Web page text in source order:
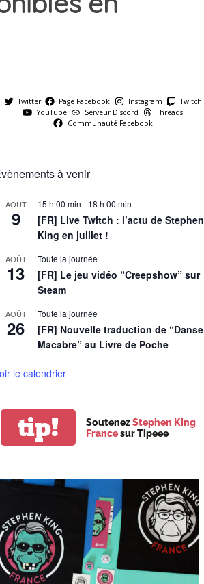
Twitter Page Facebook Instagram
Twitch
YouTube
Serveur Discord
Threads
Communauté Facebook
à venir
AOÛT
9
15 h 00 min - 18 h 00 min
[FR] Live Twitch : l’actu de Stephen
King en juillet !
AOÛT
13
Toute la journée
[FR] Le jeu vidéo “Creepshow” sur
Steam
AOÛT
26
Toute la journée
[FR] Nouvelle traduction de “Danse
Macabre” au Livre de Poche
le calendrier
tip! SoutenezStephen King
Francesur Tipeee